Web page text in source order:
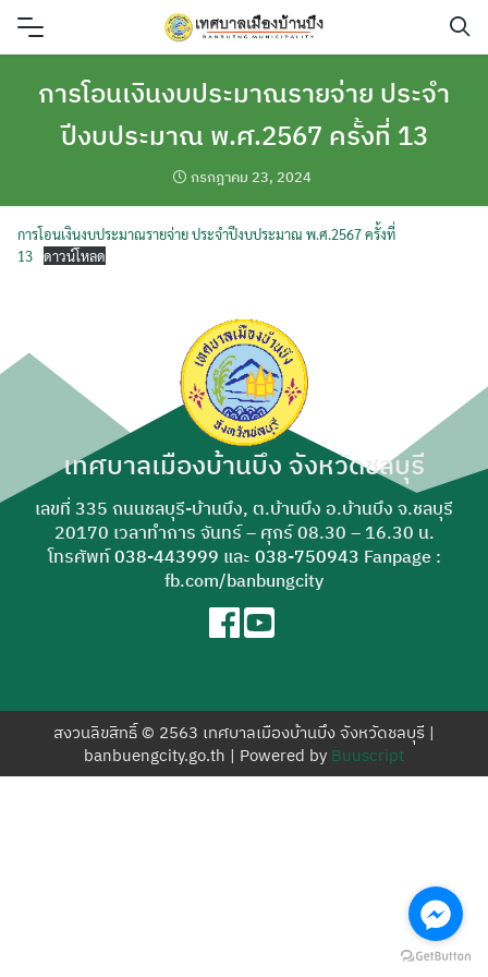
Skip
ค้นหา
สำหรับ:
การโอนเงินงบประมาณรายจ่าย ประจำ
ปีงบประมาณ พ.ศ.2567 ครั้งที่ 13
กรกฎาคม 23, 2024
การโอนเงินงบประมาณรายจ่าย ประจำปีงบประมาณ พ.ศ.2567 ครั้งที่
13 ดาวน์โหลด
เทศบาลเมืองบ้านบึง จังหวัดชลบุรี
เลขที่ 335 ถนนชลบุรี-บ้านบึง, ต.บ้านบึง อ.บ้านบึง จ.ชลบุรี
20170 เวลาทำการ จันทร์ – ศุกร์ 08.30 – 16.30 น.
โทรศัพท์038-443999 และ 038-750943 Fanpage :
fb.com/banbungcity
สงวนลิขสิทธิ์ © 2563 เทศบาลเมืองบ้านบึง จังหวัดชลบุรี |
banbuengcity.go.th | Powered by Buuscript